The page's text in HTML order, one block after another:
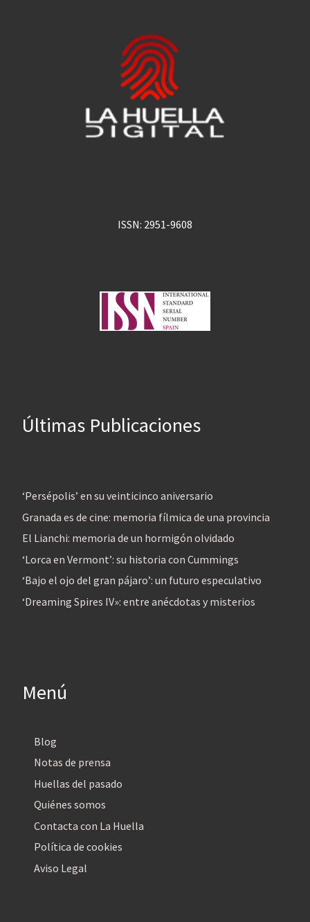
ISSN: 2951-9608
Últimas Publicaciones
‘Persépolis’ en su veinticinco aniversario
Granada es de cine: memoria fílmica de una provincia
El Lianchi: memoria de un hormigón olvidado
‘Lorca en Vermont’: su historia con Cummings
‘Bajo el ojo del gran pájaro’: un futuro especulativo
‘Dreaming Spires IV»: entre anécdotas y misterios
Menú
Blog
Notas de prensa
Huellas del pasado
Quiénes somos
Contacta con La Huella
Política de cookies
Aviso Legal